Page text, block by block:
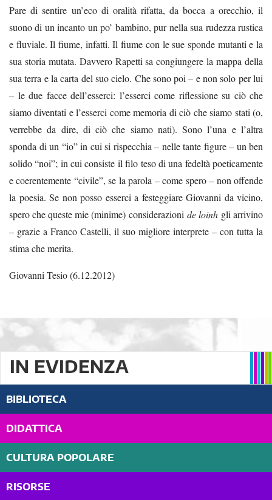
Pare di sentire un’eco di oralità rifatta, da bocca a orecchio, il
suono di un incanto un po’ bambino, pur nella sua rudezza rustica
e fluviale. Il fiume, infatti. Il fiume con le sue sponde mutanti e la
sua storia mutata. Davvero Rapetti sa congiungere la mappa della
sua terra e la carta del suo cielo. Che sono poi – e non solo per lui
– le due facce dell’esserci: l’esserci come riflessione su ciò che
siamo diventati e l’esserci come memoria di ciò che siamo stati (o,
verrebbe da dire, di ciò che siamo nati). Sono l’una e l’altra
sponda di un “io” in cui si rispecchia – nelle tante figure – un ben
solido “noi”; in cui consiste il filo teso di una fedeltà poeticamente
e coerentemente “civile”, se la parola – come spero – non offende
la poesia. Se non posso esserci a festeggiare Giovanni da vicino,
spero che queste mie (minime) considerazioni de loinhgli arrivino
– grazie a Franco Castelli, il suo migliore interprete – con tutta la
stima che merita.
Giovanni Tesio (6.12.2012)
IN EVIDENZA
BIBLIOTECA
DIDATTICA
CULTURA POPOLARE
RISORSE